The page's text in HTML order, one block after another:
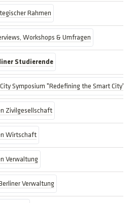
Rahmen
Workshops & Umfragen
Studierende
Symposium "Redefining the Smart City"
Zivilgesellschaft
Wirtschaft
Verwaltung
Verwaltung